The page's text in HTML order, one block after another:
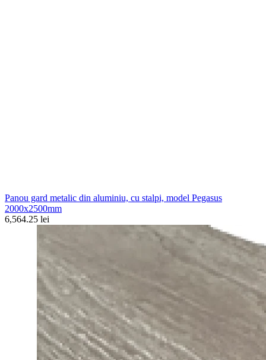
Panou gard metalic din aluminiu, cu stalpi, model Pegasus
2000x2500mm
6,564.25 lei